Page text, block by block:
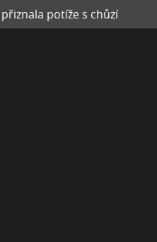
potíže s chůzí